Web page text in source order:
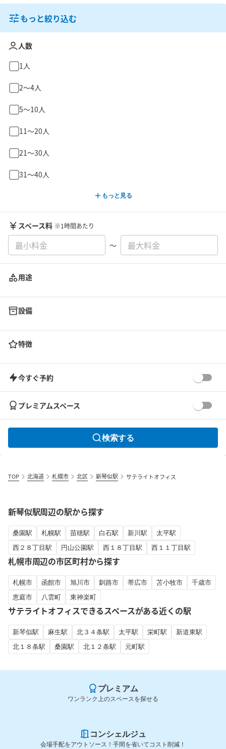
もっと絞り込む
人数
1人
2〜4人
5〜10人
11〜20人
21〜30人
31〜40人
もっと見る
スペース料 ※1時間あたり
〜
用途
設備
特徴
今すぐ予約
プレミアムスペース
検索する
TOP 北海道 札幌市 北区 新琴似駅 サテライトオフィス
新琴似駅周辺の駅から探す
桑園駅 札幌駅 苗穂駅 白石駅 新川駅
太平駅
西２８丁目駅
円山公園駅 西１８丁目駅 西１１丁目駅
札幌市周辺の市区町村から探す
札幌市 函館市 旭川市 釧路市 帯広市 苫小牧市
千歳市
恵庭市
八雲町 東神楽町
サテライトオフィスできるスペースがある近くの駅
新琴似駅 麻生駅 北３４条駅 太平駅 栄町駅
新道東駅
北１８条駅
桑園駅 北１２条駅 元町駅
プレミアム
ワンランク上のスペースを探せる
コンシェルジュ
会場手配をアウトソース！手間を省いてコスト削減！